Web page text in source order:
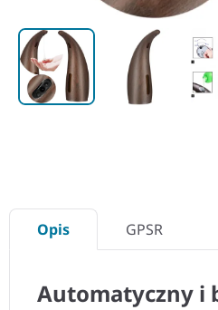
Opis GPSR
Automatyczny i